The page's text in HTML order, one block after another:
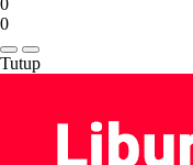
0
Tutup